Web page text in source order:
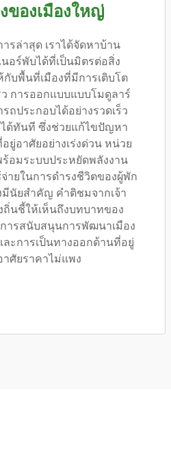
ของเมืองใหญ่
รล่าสุด เราได้จัดหาบ้าน
นอร์พับได้ที่เป็นมิตรต่อสิ่ง
กับพื้นที่เมืองที่มีการเติบโต
ว การออกแบบแบบโมดูลาร์
ถประกอบได้อย่างรวดเร็ว
ได้ทันที ซึ่งช่วยแก้ไขปัญหา
ยู่อาศัยอย่างเร่งด่วน หน่วย
ร้อมระบบประหยัดพลังงาน
ายในการดำรงชีวิตของผู้พัก
มีนัยสำคัญ คำติชมจากเจ้า
นชี้ให้เห็นถึงบทบาทของ
ารสนับสนุนการพัฒนาเมือง
ละการเป็นทางออกด้านที่อยู่
าศัยราคาไม่แพง